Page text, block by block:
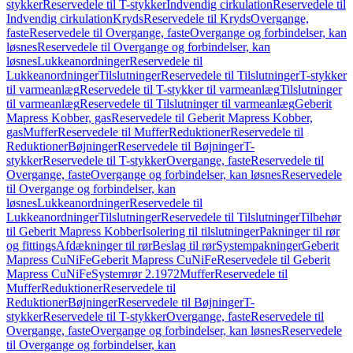
stykkerReservedele til T-stykkerIndvendig cirkulationReservedele til
Indvendig cirkulationKrydsReservedele til KrydsOvergange,
fasteReservedele til Overgange, fasteOvergange og forbindelser, kan
løsnesReservedele til Overgange og forbindelser, kan
løsnesLukkeanordningerReservedele til
LukkeanordningerTilslutningerReservedele til TilslutningerT-stykker
til varmeanlægReservedele til T-stykker til varmeanlægTilslutninger
til varmeanlægReservedele til Tilslutninger til varmeanlægGeberit
Mapress Kobber, gasReservedele til Geberit Mapress Kobber,
gasMufferReservedele til MufferReduktionerReservedele til
ReduktionerBøjningerReservedele til BøjningerT-
stykkerReservedele til T-stykkerOvergange, fasteReservedele til
Overgange, fasteOvergange og forbindelser, kan løsnesReservedele
til Overgange og forbindelser, kan
løsnesLukkeanordningerReservedele til
LukkeanordningerTilslutningerReservedele til TilslutningerTilbehør
til Geberit Mapress KobberIsolering til tilslutningerPakninger til rør
og fittingsAfdækninger til rørBeslag til rørSystempakningerGeberit
Mapress CuNiFeGeberit Mapress CuNiFeReservedele til Geberit
Mapress CuNiFeSystemrør 2.1972MufferReservedele til
MufferReduktionerReservedele til
ReduktionerBøjningerReservedele til BøjningerT-
stykkerReservedele til T-stykkerOvergange, fasteReservedele til
Overgange, fasteOvergange og forbindelser, kan løsnesReservedele
til Overgange og forbindelser, kan